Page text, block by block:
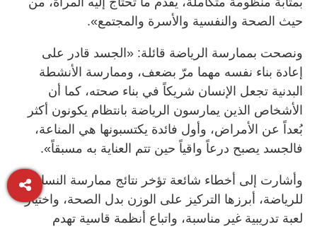
حيث الصحة والنفسية والأسرة والمجتمع».
ونصحت بممارسة الرياضة قائلة: «الجسد قادر على
إعادة بناء نفسه مهما مرّ بضعف، وممارسة الأنشطة
البدنية تجعل الإنسان شريكاً في بناء صحته، كما أن
الأشخاص الذين يمارسون الرياضة بانتظام يكونون أكثر
بُعداً عن الأمراض، وأول فائدة يكتسبونها هي المناعة،
فالجسد يصبح درعاً واقياً حين تتم العناية به مسبقاً».
وأشارت إلى أخطاء شائعة تؤخر نتائج ممارسة النساء
للرياضة، أبرزها التركيز على الوزن بدل الصحة، واختيار
لعبة تدريبية غير مناسبة، واتباع أنظمة قاسية تهدم